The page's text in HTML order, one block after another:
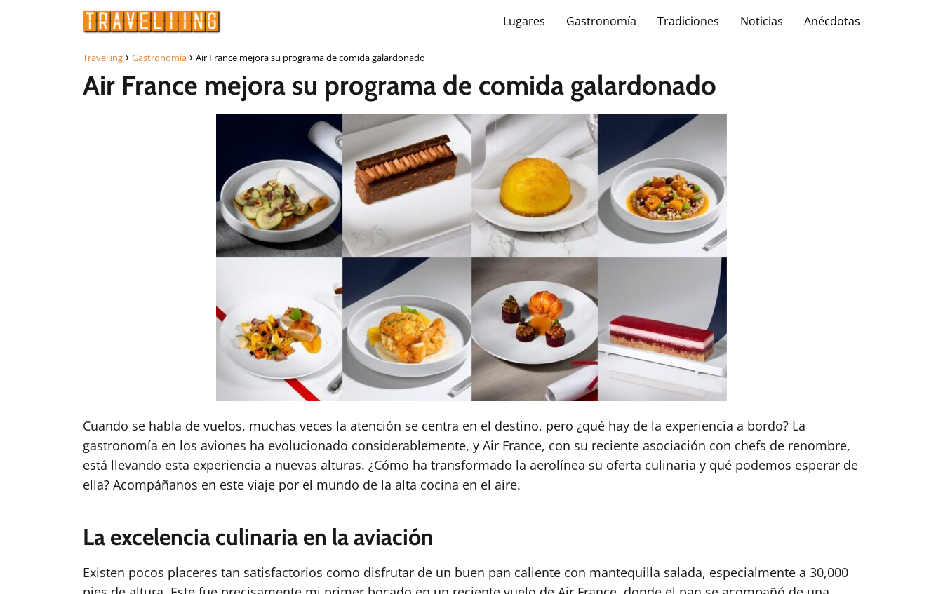
Lugares Gastronomía Tradiciones Noticias Anécdotas
Traveliing Gastronomía Air France mejora su programa de comida galardonado
Air France mejora su programa de comida galardonado
Cuando se habla de vuelos, muchas veces la atención se centra en el destino, pero ¿qué hay de la experiencia a bordo? La
gastronomía en los aviones ha evolucionado considerablemente, y Air France, con su reciente asociación con chefs de renombre,
está llevando esta experiencia a nuevas alturas. ¿Cómo ha transformado la aerolínea su oferta culinaria y qué podemos esperar de
ella? Acompáñanos en este viaje por el mundo de la alta cocina en el aire.
La excelencia culinaria en la aviación
Existen pocos placeres tan satisfactorios como disfrutar de un buen pan caliente con mantequilla salada, especialmente a 30,000